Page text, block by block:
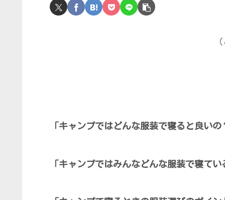
「キャンプではどんな服装で寝ると良いの
「キャンプではみんなどんな服装で寝てい